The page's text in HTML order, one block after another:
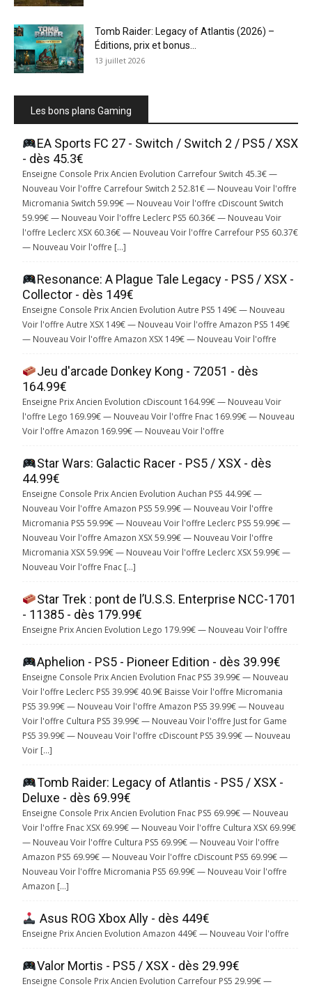
Tomb Raider: Legacy of Atlantis (2026) –
Éditions, prix et bonus...
13 juillet 2026
Les bons plans Gaming
EA Sports FC 27 - Switch / Switch 2 / PS5 / XSX
- dès 45.3€
Enseigne Console Prix Ancien Evolution Carrefour Switch 45.3€ —
Nouveau Voir l'offre Carrefour Switch 2 52.81€ — Nouveau Voir l'offre
Micromania Switch 59.99€ — Nouveau Voir l'offre cDiscount Switch
59.99€ — Nouveau Voir l'offre Leclerc PS5 60.36€ — Nouveau Voir
l'offre Leclerc XSX 60.36€ — Nouveau Voir l'offre Carrefour PS5 60.37€
— Nouveau Voir l'offre […]
Resonance: A Plague Tale Legacy - PS5 / XSX -
Collector - dès 149€
Enseigne Console Prix Ancien Evolution Autre PS5 149€ — Nouveau
Voir l'offre Autre XSX 149€ — Nouveau Voir l'offre Amazon PS5 149€
— Nouveau Voir l'offre Amazon XSX 149€ — Nouveau Voir l'offre
Jeu d'arcade Donkey Kong - 72051 - dès
164.99€
Enseigne Prix Ancien Evolution cDiscount 164.99€ — Nouveau Voir
l'offre Lego 169.99€ — Nouveau Voir l'offre Fnac 169.99€ — Nouveau
Voir l'offre Amazon 169.99€ — Nouveau Voir l'offre
Star Wars: Galactic Racer - PS5 / XSX - dès
44.99€
Enseigne Console Prix Ancien Evolution Auchan PS5 44.99€ —
Nouveau Voir l'offre Amazon PS5 59.99€ — Nouveau Voir l'offre
Micromania PS5 59.99€ — Nouveau Voir l'offre Leclerc PS5 59.99€ —
Nouveau Voir l'offre Amazon XSX 59.99€ — Nouveau Voir l'offre
Micromania XSX 59.99€ — Nouveau Voir l'offre Leclerc XSX 59.99€ —
Nouveau Voir l'offre Fnac […]
Star Trek : pont de l’U.S.S. Enterprise NCC-1701
- 11385 - dès 179.99€
Enseigne Prix Ancien Evolution Lego 179.99€ — Nouveau Voir l'offre
Aphelion - PS5 - Pioneer Edition - dès 39.99€
Enseigne Console Prix Ancien Evolution Fnac PS5 39.99€ — Nouveau
Voir l'offre Leclerc PS5 39.99€ 40.9€ Baisse Voir l'offre Micromania
PS5 39.99€ — Nouveau Voir l'offre Amazon PS5 39.99€ — Nouveau
Voir l'offre Cultura PS5 39.99€ — Nouveau Voir l'offre Just for Game
PS5 39.99€ — Nouveau Voir l'offre cDiscount PS5 39.99€ — Nouveau
Voir […]
Tomb Raider: Legacy of Atlantis - PS5 / XSX -
Deluxe - dès 69.99€
Enseigne Console Prix Ancien Evolution Fnac PS5 69.99€ — Nouveau
Voir l'offre Fnac XSX 69.99€ — Nouveau Voir l'offre Cultura XSX 69.99€
— Nouveau Voir l'offre Cultura PS5 69.99€ — Nouveau Voir l'offre
Amazon PS5 69.99€ — Nouveau Voir l'offre cDiscount PS5 69.99€ —
Nouveau Voir l'offre Micromania PS5 69.99€ — Nouveau Voir l'offre
Amazon […]
Asus ROG Xbox Ally - dès 449€
Enseigne Prix Ancien Evolution Amazon 449€ — Nouveau Voir l'offre
Valor Mortis - PS5 / XSX - dès 29.99€
Enseigne Console Prix Ancien Evolution Carrefour PS5 29.99€ —